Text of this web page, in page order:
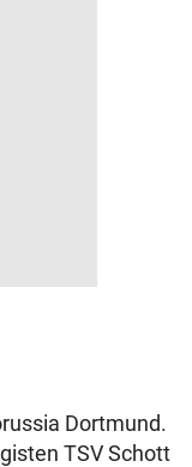
Dortmund.
TSV Schott